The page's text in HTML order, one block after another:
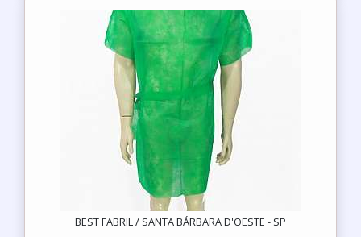
BEST FABRIL / SANTA BÁRBARA D'OESTE - SP